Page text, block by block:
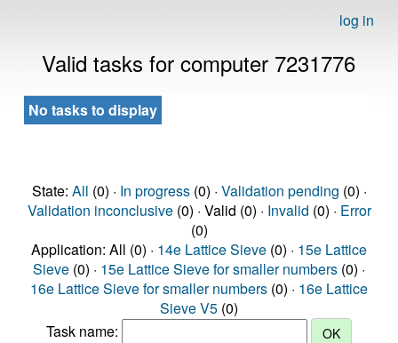
log in
Valid tasks for computer 7231776
No tasks to display
State: All (0) · In progress(0) · Validation pending (0) ·
Validation inconclusive(0) · Valid (0) · Invalid (0) · Error
(0)
Application: All (0) · 14e Lattice Sieve (0) · 15e Lattice
Sieve (0) · 15e Lattice Sieve for smaller numbers (0) ·
16e Lattice Sieve for smaller numbers (0) · 16e Lattice
Sieve V5 (0)
Task name: